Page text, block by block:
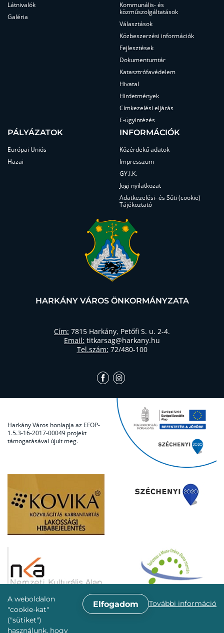
A weboldalon
"cookie-kat"
("sütiket")
használunk, hogy
Elfogadom További információ
Látnivalók
Galéria
Kommunális- és
közműszolgáltatások
Választások
Közbeszerzési információk
Fejlesztések
Dokumentumtár
Katasztrófavédelem
Hivatal
Hirdetmények
Címkezelési eljárás
E-ügyintézés
PÁLYÁZATOK
Európai Uniós
Hazai
INFORMÁCIÓK
Közérdekű adatok
Impresszum
GY.I.K.
Jogi nyilatkozat
Adatkezelési- és Süti (cookie)
Tájékoztató
HARKÁNY VÁROS ÖNKORMÁNYZATA
Cím: 7815 Harkány, Petőfi S. u. 2-4.
Email: titkarsag@harkany.hu
Tel.szám: 72/480-100
Harkány Város honlapja az EFOP-
1.5.3-16-2017-00049 projekt
támogatásával újult meg.